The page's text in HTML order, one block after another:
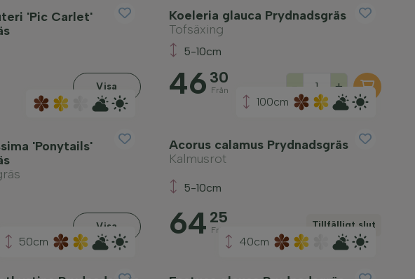
'Pic Carlet'
Visa
Koeleria glauca Prydnadsgräs
Tofsäxing
5-10cm
46 30
Från - +
'Ponytails'
Visa
100cm
Acorus calamus Prydnadsgräs
Kalmusrot
5-10cm
64 25
Från Tillfälligt slut
50cm 40cm